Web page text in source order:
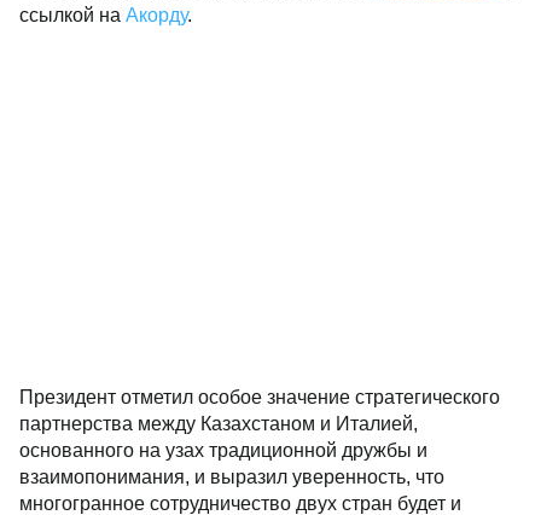
ссылкой на Акорду.
Президент отметил особое значение стратегического
партнерства между Казахстаном и Италией,
основанного на узах традиционной дружбы и
взаимопонимания, и выразил уверенность, что
многогранное сотрудничество двух стран будет и